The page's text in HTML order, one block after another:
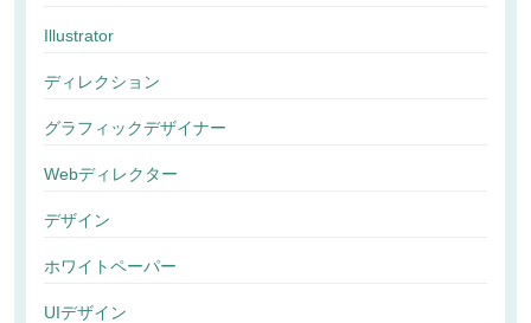
Illustrator
ディレクション
グラフィックデザイナー
Webディレクター
デザイン
ホワイトペーパー
UIデザイン